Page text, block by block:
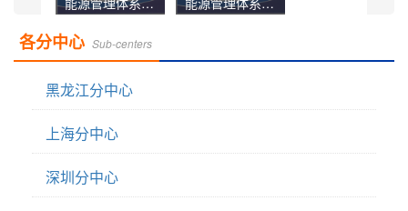
各分中心 Sub-centers
黑龙江分中心
上海分中心
深圳分中心